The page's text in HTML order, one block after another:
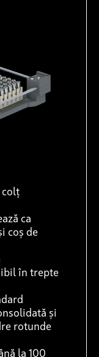
colț
ca
coș de
în trepte
și
rotunde
la 100